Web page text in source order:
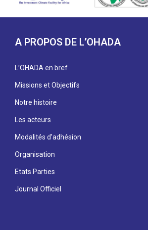
A PROPOS DE L’OHADA
L’OHADA en bref
Missions et Objectifs
Notre histoire
Les acteurs
Modalités d’adhésion
Organisation
Etats Parties
Journal Officiel